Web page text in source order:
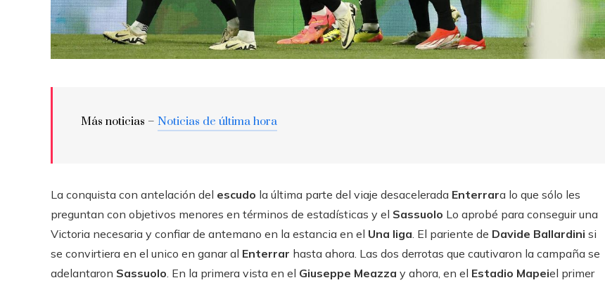
Más noticias – Noticias de última hora
La conquista con antelación del escudo la última parte del viaje desacelerada Enterrara lo que sólo les
preguntan con objetivos menores en términos de estadísticas y el Sassuolo Lo aprobé para conseguir una
Victoria necesaria y confiar de antemano en la estancia en el Una liga. El pariente de Davide Ballardini si
se convirtiera en el unico en ganar al Enterrar hasta ahora. Las dos derrotas que cautivaron la campaña se
adelantaron Sassuolo. En la primera vista en el Giuseppe Meazza y ahora, en el Estadio Mapeiel primer